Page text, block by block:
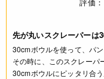
評価：
先が丸いスクレーパーは
30cmボウルを使って、パン
その時に、このスクレーパ
30cmボウルにピッタリ合う